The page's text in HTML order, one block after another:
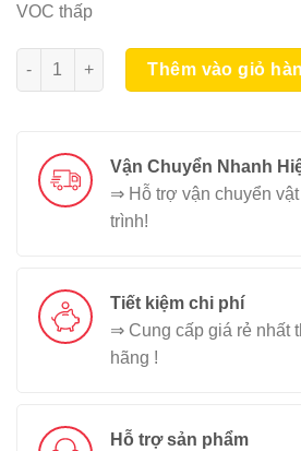
VOC thấp
NP Trắng Trần Toàn Diện 5L số lượng
Thêm vào giỏ
Vận Chuyển Nhanh
⇒ Hỗ trợ vận chuyển
trình!
Tiết kiệm chi phí
⇒ Cung cấp giá rẻ nhất
hãng !
Hỗ trợ sản phẩm